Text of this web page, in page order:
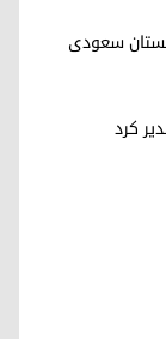
سعودی
کرد